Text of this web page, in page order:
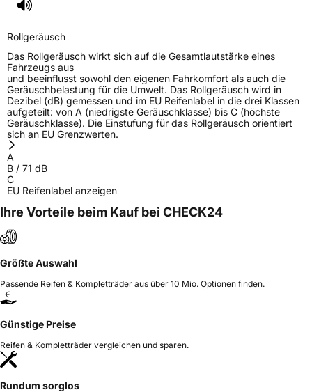
Rollgeräusch
Das Rollgeräusch wirkt sich auf die Gesamtlautstärke eines
Fahrzeugs aus
und beeinflusst sowohl den eigenen Fahrkomfort als auch die
Geräuschbelastung für die Umwelt. Das Rollgeräusch wird in
Dezibel (dB) gemessen und im EU Reifenlabel in die drei Klassen
aufgeteilt: von A (niedrigste Geräuschklasse) bis C (höchste
Geräuschklasse). Die Einstufung für das Rollgeräusch orientiert
sich an EU Grenzwerten.
A
B / 71 dB
C
EU Reifenlabel anzeigen
Ihre Vorteile beim Kauf bei CHECK24
Größte Auswahl
Passende Reifen & Kompletträder aus über 10 Mio. Optionen finden.
Günstige Preise
Reifen & Kompletträder vergleichen und sparen.
Rundum sorglos